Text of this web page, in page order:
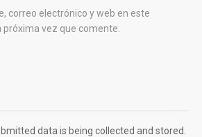
correo electrónico y web en este
próxima vez que comente.
data is being collected and stored.